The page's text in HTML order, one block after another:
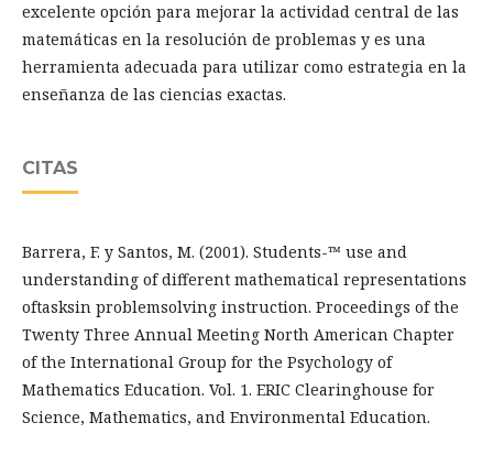
excelente opción para mejorar la actividad central de las
matemáticas en la resolución de problemas y es una
herramienta adecuada para utilizar como estrategia en la
enseñanza de las ciencias exactas.
CITAS
Barrera, F. y Santos, M. (2001). Students-™ use and
understanding of different mathematical representations
oftasksin problemsolving instruction. Proceedings of the
Twenty Three Annual Meeting North American Chapter
of the International Group for the Psychology of
Mathematics Education. Vol. 1. ERIC Clearinghouse for
Science, Mathematics, and Environmental Education.